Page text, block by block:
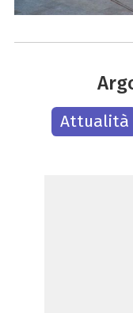
Attualità